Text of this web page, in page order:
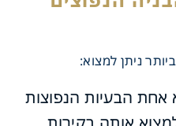
ניתן למצוא:
אחת הבעיות הנפוצות